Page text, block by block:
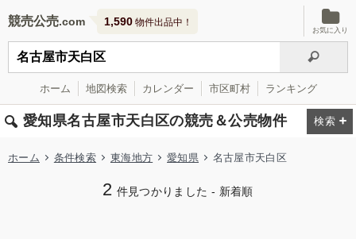
競売公売 1,590 物件出品中！
お気に入り
ホーム 地図検索 カレンダー 市区町村 ランキング
愛知県名古屋市天白区の競売＆公売物件
ホーム 条件検索 東海地方 愛知県 名古屋市天白区
2 件見つかりました - 新着順